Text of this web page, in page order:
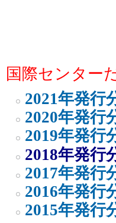
国際センター
2021年発行
2020年発行
2019年発行
2018年発行
2017年発行
2016年発行
2015年発行